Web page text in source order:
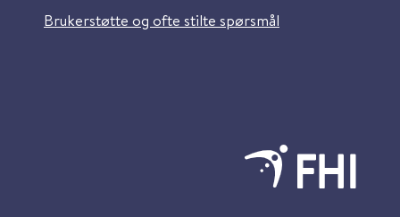
Brukerstøtte og ofte stilte spørsmål